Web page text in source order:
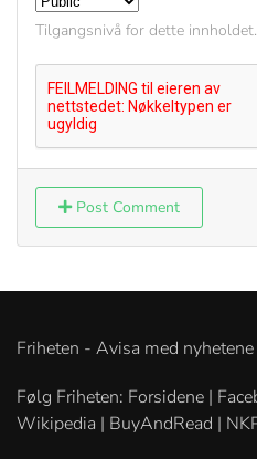
Tilgangsnivå for dette innholdet.
Post Comment
Friheten - Avisa med
Følg Friheten: Forsidene |
Wikipedia | BuyAndRead |